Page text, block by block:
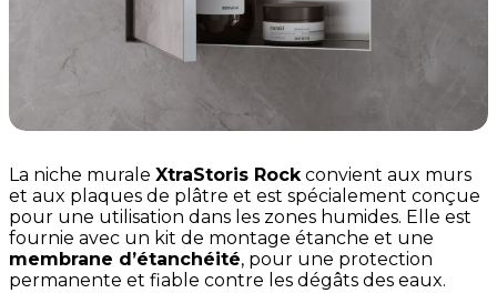
La niche murale XtraStoris Rockconvient aux murs
et aux plaques de plâtre et est spécialement conçue
pour une utilisation dans les zones humides. Elle est
fournie avec un kit de montage étanche et une
membrane d’étanchéité, pour une protection
permanente et fiable contre les dégâts des eaux.